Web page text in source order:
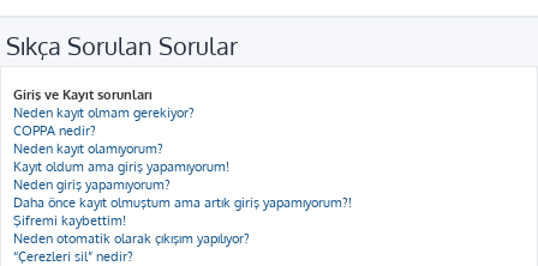
Sıkça Sorulan Sorular
Giriş ve Kayıt sorunları
Neden kayıt olmam gerekiyor?
COPPA nedir?
Neden kayıt olamıyorum?
Kayıt oldum ama giriş yapamıyorum!
Neden giriş yapamıyorum?
Daha önce kayıt olmuştum ama artık giriş yapamıyorum?!
Şifremi kaybettim!
Neden otomatik olarak çıkışım yapılıyor?
“Çerezleri sil” nedir?